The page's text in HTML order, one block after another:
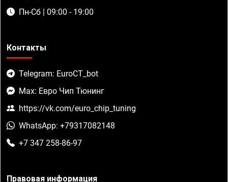
Пн-Сб | 09:00 - 19:00
Контакты
Telegram: EuroCT_bot
Max: Евро Чип Тюнинг
https://vk.com/euro_chip_tuning
WhatsApp: +79317082148
+7 347 258-86-97
Правовая информация